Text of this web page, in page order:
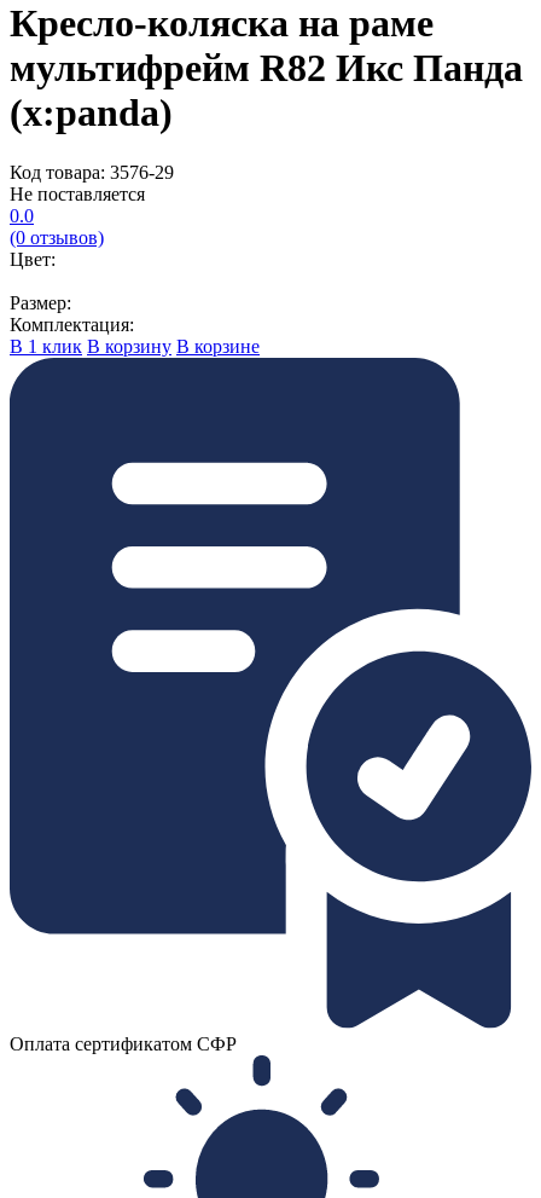
Кресло-коляска на раме
мультифрейм R82 Икс Панда
(x:panda)
Код товара: 3576-29
Не поставляется
0.0
(0 отзывов)
Цвет:
Размер:
Комплектация:
В 1 клик В корзину В корзине
Оплата сертификатом СФР